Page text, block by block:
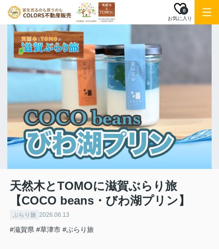
お気に入り
0
天然木とTOMOに滋賀ぶらり旅
【COCO beans・びわ湖プリン】
ぶらり旅 2026.06.13
#滋賀県 #草津市 #ぶらり旅